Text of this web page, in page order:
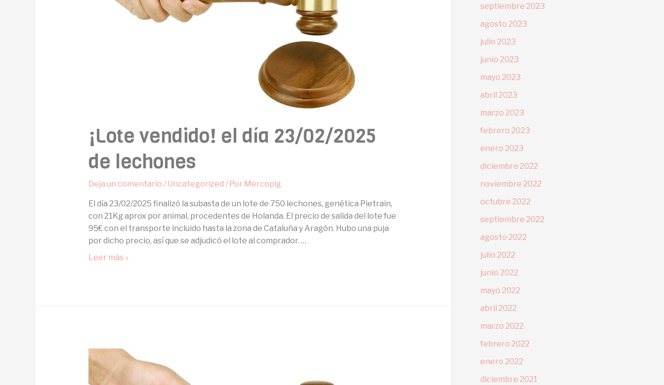
¡Lote vendido! el día 23/02/2025
de lechones
Deja un comentario / Uncategorized / Por Mercopig
El día 23/02/2025 finalizó la subasta de un lote de 750 lechones, genética Pietrain,
con 21Kg aprox por animal, procedentes de Holanda. El precio de salida del lote fue
95€ con el transporte incluido hasta la zona de Cataluña y Aragón. Hubo una puja
por dicho precio, así que se adjudicó el lote al comprador. …
Leer más »
septiembre 2023
agosto 2023
julio 2023
junio 2023
mayo 2023
abril 2023
marzo 2023
febrero 2023
enero 2023
diciembre 2022
noviembre 2022
octubre 2022
septiembre 2022
agosto 2022
julio 2022
junio 2022
mayo 2022
abril 2022
marzo 2022
febrero 2022
enero 2022
diciembre 2021